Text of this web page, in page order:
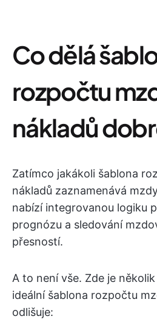
Co dělá
rozpočtu
nákladů
Zatímco jakákoli šablona
nákladů zaznamenává
nabízí integrovanou logiku
prognózu a sledování
přesností.
A to není vše. Zde je
ideální šablona rozpočtu
odlišuje: